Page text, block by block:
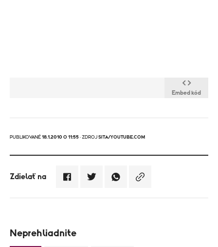
Embed kód
PUBLIKOVANÉ 18.1.2010 O 11:55 · ZDROJ SITA/YOUTUBE.COM
Zdielať na
Neprehliadnite